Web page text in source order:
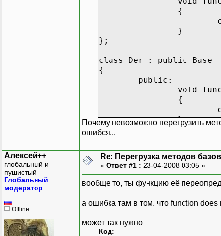
{
}
};
class Der : public Base
{
public:
void
{
}
};
int main()
{
Der d1;
d1.func(3);
d1.func(); // <-
cin.get();
return 0;
Почему невозможно перегрузить
ошибся...
Алексей++
глобальный и
пушистый
Глобальный
модератор
Offline
Re: Перегрузка методов
« Ответ #1 : 23-04-2008 03:05 »
вообще то, ты функцию её
а ошибка там в том, что function
может так нужно
Код: